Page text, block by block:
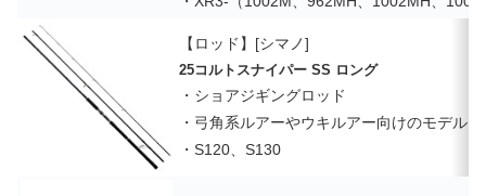
【ロッド】[シマノ]
25コルトスナイパー SS ロング
・ショアジギングロッド
・弓角系ルアーやウキルアー向けのモデル
・S120、S130